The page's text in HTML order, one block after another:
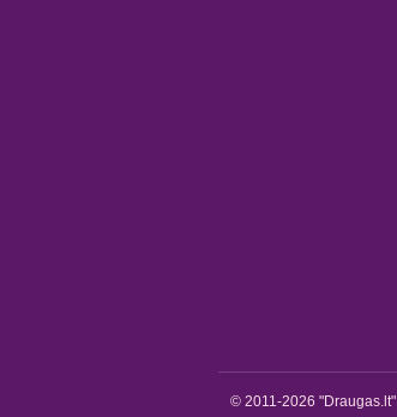
© 2011-2026 "Draugas.lt"